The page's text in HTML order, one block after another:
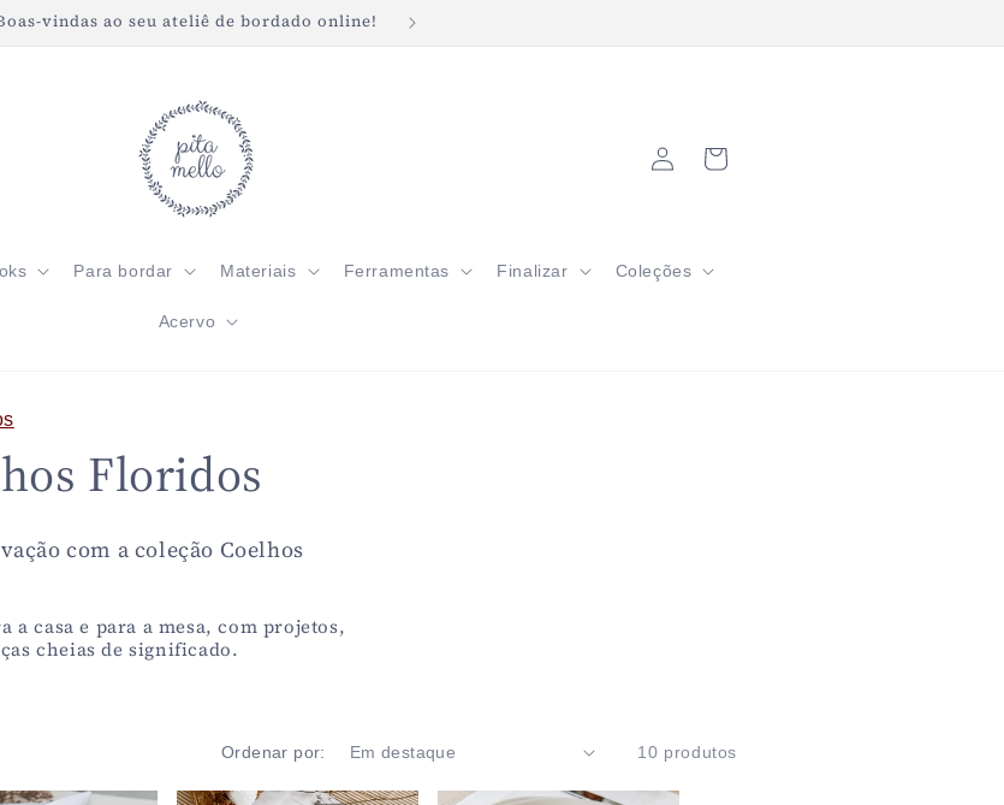
vindas ao seu ateliê de bordado online! Frete grátis em pedidos a partir de R$200
Para bordar Materiais Ferramentas Finalizar Coleções
Acervo
login
Carrinho
Floridos
com a coleção Coelhos
a casa e para a mesa, com projetos,
cheias de significado.
Ordenar por: 10 produtos